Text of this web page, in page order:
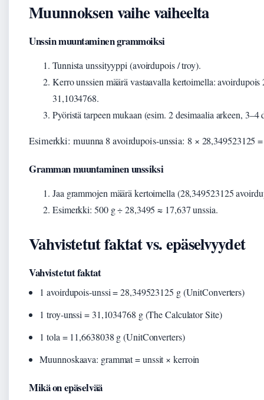
Muunnoksen vaihe vaiheelta
Unssin muuntaminen grammoiksi
Tunnista unssityyppi (avoirdupois / troy).
Kerro unssien määrä vastaavalla kertoimella:
31,1034768.
Pyöristä tarpeen mukaan (esim. 2 desimaalia arkeen, 3–4
Esimerkki: muunna 8 avoirdupois-unssia: 8 × 28,349523125
Gramman muuntaminen unssiksi
Jaa grammojen määrä kertoimella (28,349523125
Esimerkki: 500 g ÷ 28,3495 ≈ 17,637 unssia.
Vahvistetut faktat vs. epäselvyydet
Vahvistetut faktat
1 avoirdupois-unssi = 28,349523125 g (UnitConverters)
1 troy-unssi = 31,1034768 g (The Calculator Site)
1 tola = 11,6638038 g (UnitConverters)
Muunnoskaava: grammat = unssit × kerroin
Mikä on epäselvää